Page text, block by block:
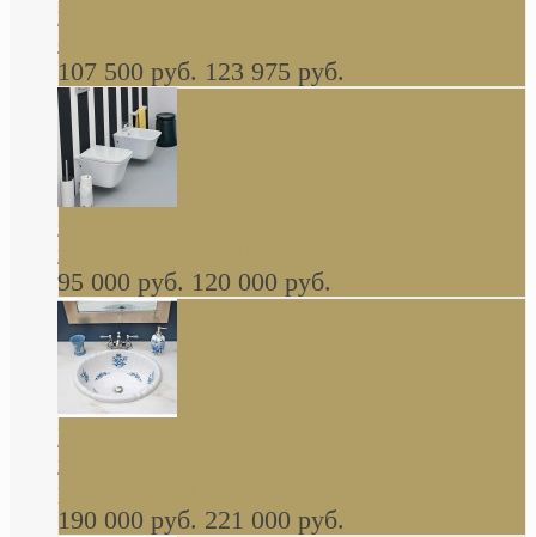
керамическая мойка 1160 x 510 мм белая,
серая, черная, бежевая В НАЛИЧИИ
107 500 руб. 123 975 руб.
навесное КОМПЛЕКТ
95 000 руб. 120 000 руб.
Decorated Bathroom раковина овальная
встраиваемая для ванной с рисунком синяя
роза В НАЛИЧИИ
190 000 руб. 221 000 руб.